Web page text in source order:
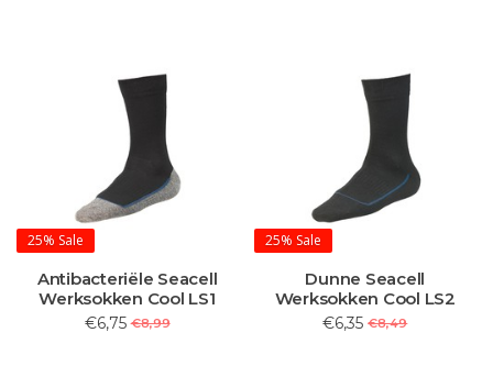
25% Sale
Antibacteriële Seacell
Werksokken Cool LS1
€6,75 €8,99
25% Sale
Dunne Seacell
Werksokken Cool LS2
€6,35 €8,49